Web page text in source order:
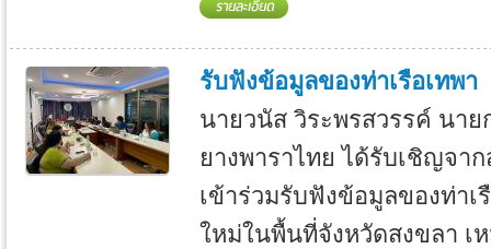
รับฟังข้อมูลของท่าเรือเทพา
นายวนัส วิระพรสวรรค์ นา
ยางพาราไทย ได้รับเชิญจา
เข้าร่วมรับฟังข้อมูลของท่าเ
ใหม่ในพื้นที่จังหวัดสงขลา เ